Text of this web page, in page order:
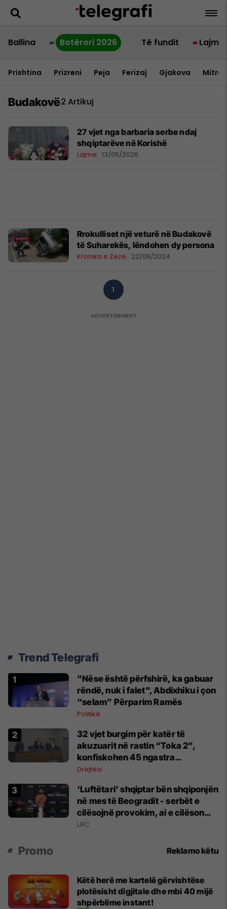
Ballina Botërori 2026 Të fundit Lajme
Prishtina Prizreni Peja Ferizaj Gjakova
Budakovë2 Artikuj
​27 vjet nga barbaria serbe ndaj
shqiptarëve në Korishë
Lajme 13/05/2026
Rrokulliset një veturë në Budakovë
të Suharekës, lëndohen dy persona
Kronika e Zezë 22/06/2024
1
Trend Telegrafi
"Nëse është përfshirë, ka gabuar
rëndë, nuk i falet", Abdixhiku i çon
“selam” Përparim Ramës
Politikë
32 vjet burgim për katër të
akuzuarit në rastin “Toka 2”,
konfiskohen 45 ngastra
kadastrale
Drejtësi
‘Luftëtari’ shqiptar bën shqiponjën
në mes të Beogradit - serbët e
cilësojnë provokim, ai e cilëson
simbol të identitetit
UFC
Promo Reklamo këtu
Këtë herë me kartelë gërvishtëse
plotësisht digjitale dhe mbi 40 mijë
shpërblime instant!